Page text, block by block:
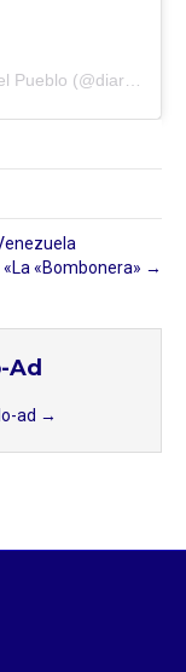
«La «Bombonera» →
Ad
ad →